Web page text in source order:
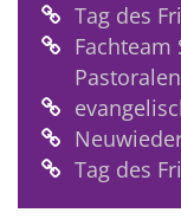
Tag des
Fachteam
Tag des